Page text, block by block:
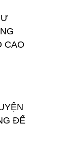
CAO
ĐẾ